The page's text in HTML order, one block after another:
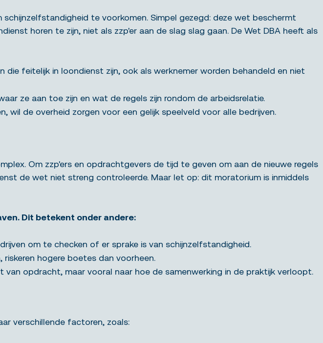
te voorkomen. Simpel gezegd: deze wet beschermt
horen te zijn, niet als zzp'er aan de slag slag gaan. De Wet DBA heeft als
feitelijk in loondienst zijn, ook als werknemer worden behandeld en niet
ze aan toe zijn en wat de regels zijn rondom de arbeidsrelatie.
wil de overheid zorgen voor een gelijk speelveld voor alle bedrijven.
Om zzp'ers en opdrachtgevers de tijd te geven om aan de nieuwe regels
de wet niet streng controleerde. Maar let op: dit moratorium is inmiddels
Dit betekent onder andere:
om te checken of er sprake is van schijnzelfstandigheid.
hogere boetes dan voorheen.
van opdracht, maar vooral naar hoe de samenwerking in de praktijk verloopt.
verschillende factoren, zoals: